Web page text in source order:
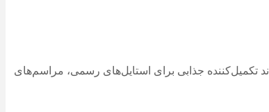
تکمیل‌کننده جذابی برای استایل‌های رسمی، مراسم‌های